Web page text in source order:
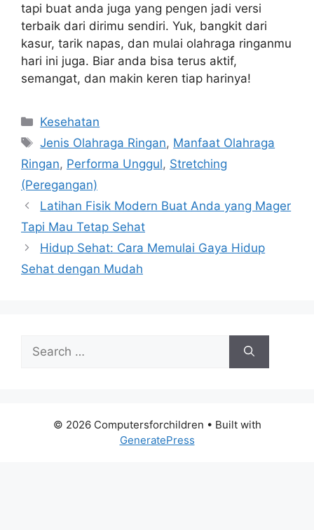
tapi buat anda juga yang pengen jadi versi
terbaik dari dirimu sendiri. Yuk, bangkit dari
kasur, tarik napas, dan mulai olahraga ringanmu
hari ini juga. Biar anda bisa terus aktif,
semangat, dan makin keren tiap harinya!
Categories
Kesehatan
Tags
Jenis Olahraga Ringan, Manfaat Olahraga
Ringan, Performa Unggul, Stretching
(Peregangan)
Latihan Fisik Modern Buat Anda yang Mager
Tapi Mau Tetap Sehat
Hidup Sehat: Cara Memulai Gaya Hidup
Sehat dengan Mudah
for:
© 2026 Computersforchildren • Built with
GeneratePress